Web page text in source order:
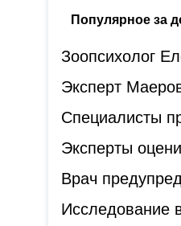
Популярное за
Зоопсихолог
Эксперт
Специалисты
Эксперты
Врач
Исследование